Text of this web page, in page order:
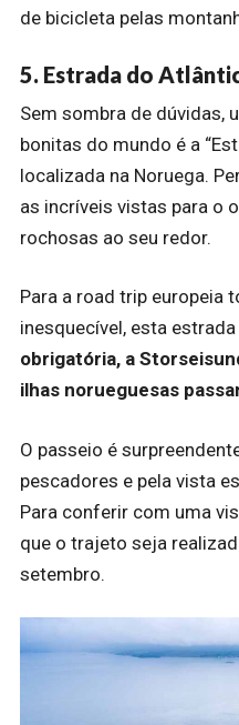
de bicicleta pelas
5. Estrada do
Sem sombra de dúvidas,
bonitas do mundo é a
localizada na Noruega.
as incríveis vistas para o
rochosas ao seu redor.
Para a road trip europeia
inesquecível, esta estrada
obrigatória, a
ilhas norueguesas
O passeio é
pescadores e pela vista
Para conferir com uma
que o trajeto seja
setembro.